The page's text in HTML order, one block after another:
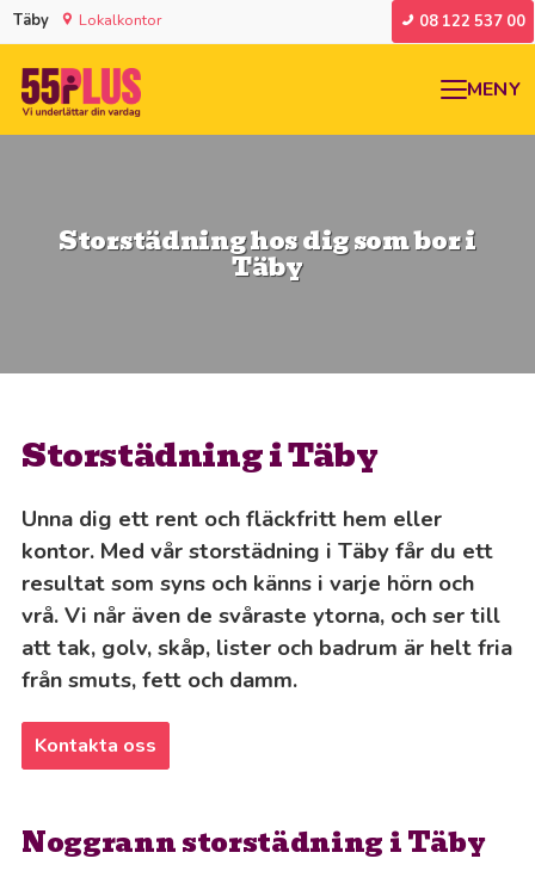
Täby Lokalkontor 08 122 537 00
MENY
Storstädning hos dig som bor i
Täby
Storstädning i Täby
Unna dig ett rent och fläckfritt hem eller
kontor. Med vår storstädning i Täby får du ett
resultat som syns och känns i varje hörn och
vrå. Vi når även de svåraste ytorna, och ser till
att tak, golv, skåp, lister och badrum är helt fria
från smuts, fett och damm.
Kontakta oss
Noggrann storstädning i Täby